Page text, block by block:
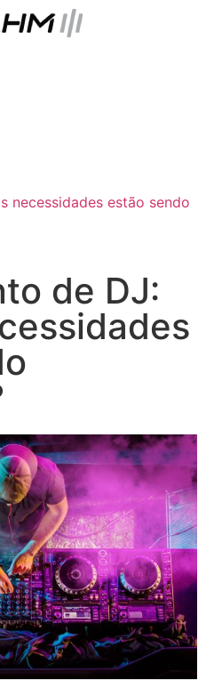
necessidades estão sendo
de DJ: